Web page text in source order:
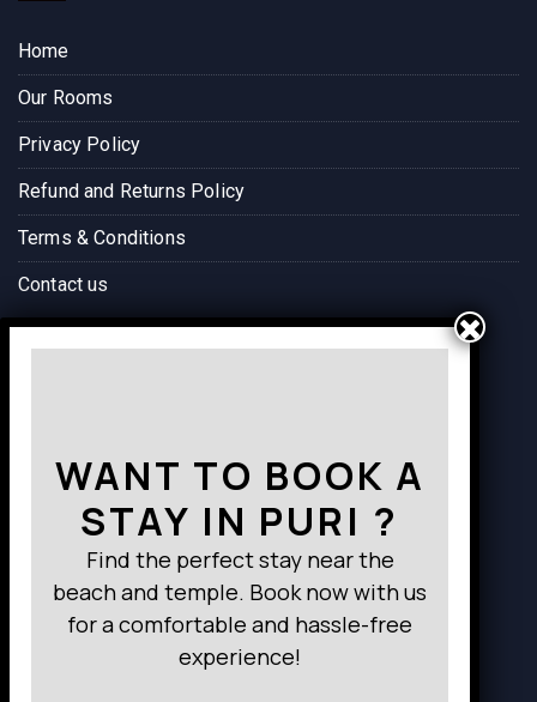
Home
Our Rooms
Privacy Policy
Refund and Returns Policy
Terms & Conditions
Contact us
Way to Destination
WANT TO BOOK A
STAY IN PURI ?
Find the perfect stay near the
beach and temple. Book now with us
for a comfortable and hassle-free
experience!